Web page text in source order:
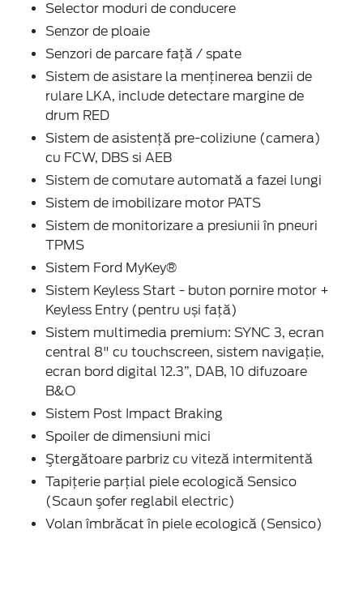
Selector moduri de conducere
Senzor de ploaie
Senzori de parcare faţă / spate
Sistem de asistare la menținerea benzii de
rulare LKA, include detectare margine de
drum RED
Sistem de asistenţă pre-coliziune (camera)
cu FCW, DBS si AEB
Sistem de comutare automată a fazei lungi
Sistem de imobilizare motor PATS
Sistem de monitorizare a presiunii în pneuri
TPMS
Sistem Ford MyKey®
Sistem Keyless Start - buton pornire motor +
Keyless Entry (pentru uși față)
Sistem multimedia premium: SYNC 3, ecran
central 8" cu touchscreen, sistem navigaţie,
ecran bord digital 12.3”, DAB, 10 difuzoare
B&O
Sistem Post Impact Braking
Spoiler de dimensiuni mici
Ştergătoare parbriz cu viteză intermitentă
Tapiţerie parţial piele ecologică Sensico
(Scaun şofer reglabil electric)
Volan îmbrăcat în piele ecologică (Sensico)